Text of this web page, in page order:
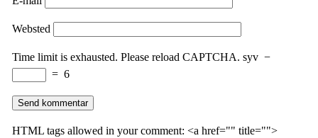
Websted
Time limit is exhausted. Please reload CAPTCHA. syv −
= 6
HTML tags allowed in your comment: <a href="" title="">